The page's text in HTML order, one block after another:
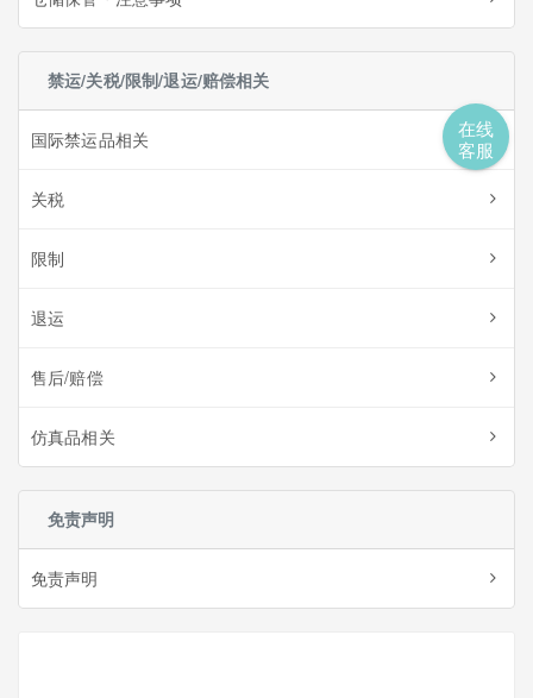
禁运/关税/限制/退运/赔偿相关
国际禁运品相关
关税
限制
退运
售后/赔偿
仿真品相关
免责声明
免责声明
在线
客服